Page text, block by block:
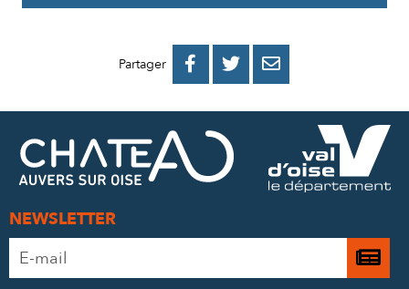
Partager 
PARTAGER
FACEBOOK
PARTAGER
PARTAGER
MAIL
NEWSLETTER
Adresse
e-
Je